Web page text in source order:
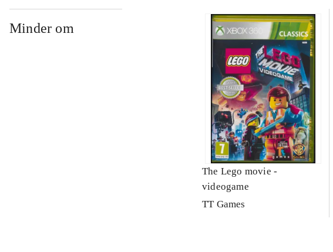
Minder om
The Lego movie -
videogame
TT Games